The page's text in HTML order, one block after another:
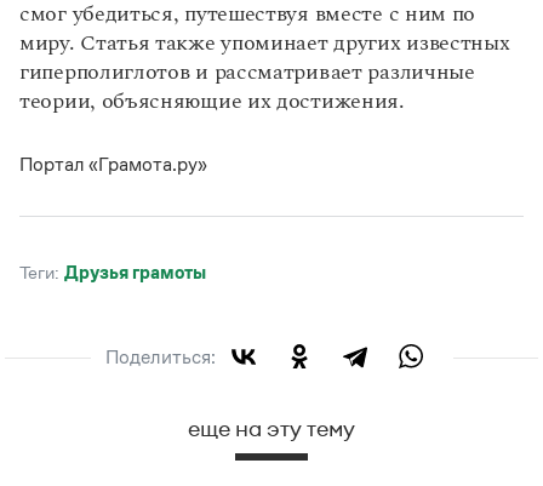
Монологи
Интервью
Лекции и подкасты
Рекомендуем
Интерактивные упражнения: от простого к сложному
Скороговорки
смог убедиться, путешествуя вместе с ним по
миру. Статья также упоминает других известных
гиперполиглотов и рассматривает различные
теории, объясняющие их достижения.
Портал «Грамота.ру»
Теги: друзья грамоты
Поделиться:
еще на эту тему